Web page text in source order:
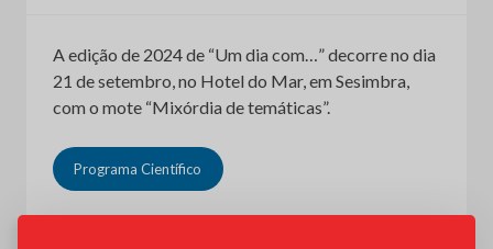
A edição de 2024 de “Um dia com…” decorre no dia
21 de setembro, no Hotel do Mar, em Sesimbra,
com o mote “Mixórdia de temáticas”.
Programa Científico